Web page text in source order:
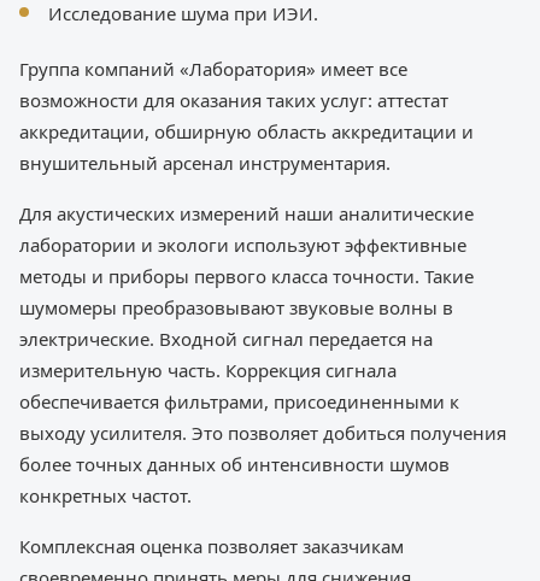
Исследование шума при ИЭИ.
Группа компаний «Лаборатория» имеет все
возможности для оказания таких услуг: аттестат
аккредитации, обширную область аккредитации и
внушительный арсенал инструментария.
Для акустических измерений наши аналитические
лаборатории и экологи используют эффективные
методы и приборы первого класса точности. Такие
шумомеры преобразовывают звуковые волны в
электрические. Входной сигнал передается на
измерительную часть. Коррекция сигнала
обеспечивается фильтрами, присоединенными к
выходу усилителя. Это позволяет добиться получения
более точных данных об интенсивности шумов
конкретных частот.
Комплексная оценка позволяет заказчикам